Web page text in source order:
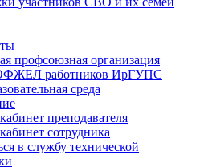
профсоюзная организация
работников ИрГУПС
среда
преподавателя
сотрудника
в службу технической